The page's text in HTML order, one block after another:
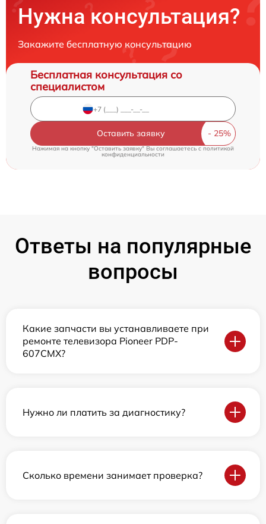
Нужна консультация?
Закажите бесплатную консультацию
Бесплатная консультация со
специалистом
Оставить заявку
Нажимая на кнопку "Оставить заявку" Вы соглашаетесь c политикой
конфиденциальности
Ответы на популярные
вопросы
Какие запчасти вы устанавливаете при
ремонте телевизора Pioneer PDP-
607CMX?
Нужно ли платить за диагностику?
Сколько времени занимает проверка?